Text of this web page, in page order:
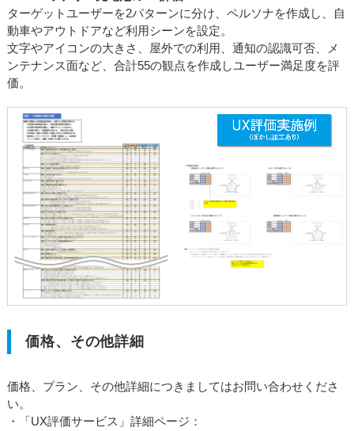
ターゲットユーザーを2パターンに分け、ペルソナを作成し、自
動車やアウトドアなど利用シーンを設定。
文字やアイコンの大きさ、屋外での利用、通知の認識可否、メ
ンテナンス面など、合計55の観点を作成しユーザー満足度を評
価。
価格、その他詳細
価格、プラン、その他詳細につきましてはお問い合わせくださ
い。
・「UX評価サービス」詳細ページ：